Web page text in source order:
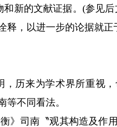
新的文献证据。 (参见后
，以进一步的论据就正
历来为学术界所重视
不同看法。
》司南〝观其构造及作